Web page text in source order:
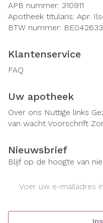
APB nummer: 310911
Apotheek titularis: Apr.
BTW nummer:
Klantenservice
FAQ
Uw apotheek
Over ons Nuttige links
van wacht Voorschrift
Nieuwsbrief
Blijf op de hoogte van